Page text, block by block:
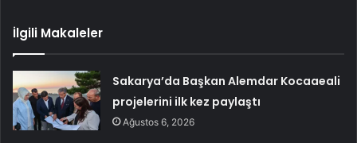
İlgili Makaleler
Sakarya’da Başkan Alemdar Kocaaeali
projelerini ilk kez paylaştı
Ağustos 6, 2026